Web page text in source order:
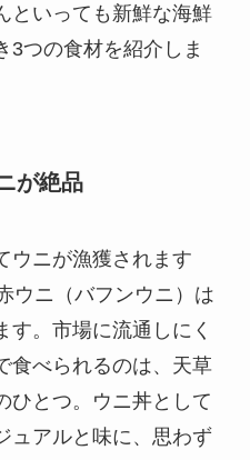
といっても新鮮な海鮮
3つの食材を紹介しま
が絶品
ウニが漁獲されます
ウニ（バフンウニ）は
す。市場に流通しにく
食べられるのは、天草
ひとつ。ウニ丼として
ュアルと味に、思わず